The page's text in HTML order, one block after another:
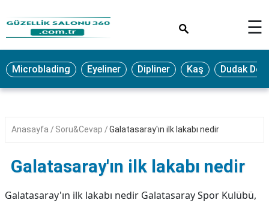
MAKYAJ
MİCROBLADİNG
EPİLASYON
PROTEZ
TIRNAK
PEELİNG
☰
Microblading Eyeliner Dipliner Kaş Dudak
Anasayfa Soru&Cevap Galatasaray'ın ilk lakabı nedir
Galatasaray'ın ilk lakabı nedir
Galatasaray'ın ilk lakabı nedir Galatasaray Spor Kulübü,